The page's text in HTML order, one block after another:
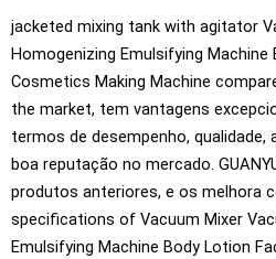
jacketed mixing tank with agitator
Homogenizing Emulsifying Machine
Cosmetics Making Machine
the market, tem vantagens
termos de desempenho, qualidade,
boa reputação no mercado.
produtos anteriores, e os melhora
specifications of Vacuum Mixer
Emulsifying Machine Body Lotion